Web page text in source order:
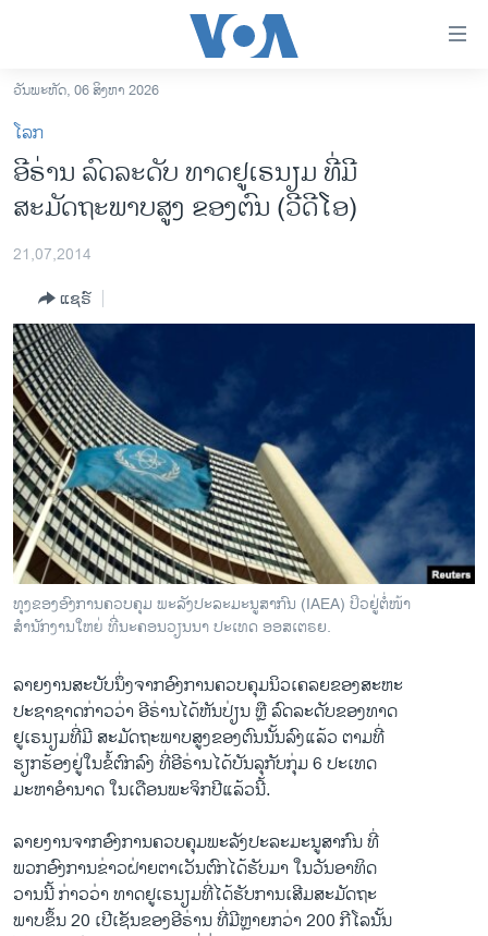
ເຂົ້າ
ຫາ
ຂ້າມ
ຂ້າມ
ຂ້າມ
ຫາ
ລາວ
ອາເມຣິກາ
ການເລືອກຕັ້ງ ປະທານາທີບໍດີ ສະຫະລັດ 2024
ຂ່າວ​ຈີນ
ໂລກ
ເອເຊຍ
ອິດສະຫຼະພາບດ້ານການຂ່າວ
ຊີວິດຊາວລາວ
ຊຸມຊົນຊາວລາວ
ວິທະຍາສາດ-ເທັກໂນໂລຈີ
ທຸລະກິດ
ພາສາອັງກິດ
ວີດີໂອ
ລາຍການກະຈາຍສຽງ
ລາຍງານ
ຕິດຕາມພວກເຮົາ ທີ່
ພາສາຕ່າງໆ
ວັນພະຫັດ, 06 ສິງຫາ 2026
ໂລກ
ອີຣ່ານ ລົດລະດັບ ທາດຢູເຣນຽມ ທີ່ມີ
ສະມັດຖະພາບສູງ ຂອງຕົນ (ວີດີໂອ)
21,07,2014
ແຊຣ໌
ທຸງຂອງອົງການຄວບຄຸມ ພະລັງປະລະມະນູສາກົນ (IAEA) ປິວຢູ່ຕໍ່ໜ້າ
ສຳນັກງານໃຫຍ່ ທີ່ນະຄອນວຽນນາ ປະເທດ ອອສເຕຣຍ.
ລາຍ​ງານ​ສະບັບ​ນຶ່ງ​ຈາກ​ອົງການ​ຄວບ​ຄຸມ​ນິວ​ເຄລຍຂອງສະຫະ​
ປະຊາ​ຊາດກ່າວ​ວ່າ ອີຣ່ານ​ໄດ້​ຫັນປ່ຽນ​ ຫຼື​ ລົດ​ລະດັບ​ຂອງ​ທາດ
ຢູ​ເຣນຽມ​ທີ່ມີ ສະມັດ​ຖະພາບສູງຂອງຕົນນັ້ນລົງ​ແລ້ວ ຕາມທີ່​
ຮຽກຮ້ອງ​ຢູ່​ໃນ​ຂໍ້​ຕົກລົງ ທີ່​ອີຣ່ານ​ໄດ້​ບັນລຸ​ກັບ​ກຸ່ມ 6 ປະ​ເທດ​
ມະຫາ​ອຳນາດ ​ໃນ​ເດືອນ​ພະຈິກ​ປີ​ແລ້ວ​ນີ້.
ລາຍ​ງານ​ຈາກ​ອົງການ​ຄວບ​ຄຸມພະ​ລັງ​ປະລະມະ​ນູສາກົນ ທີ່
​ພວກ​ອົງການ​ຂ່າວ​ຝ່າຍ​ຕາ​ເວັນ​ຕົກ​ໄດ້​ຮັບ​ມາ ໃນ​ວັນ​ອາທິດ
​ວານ​ນີ້ ກ່າວ​ວ່າ ​ທາດຢູ​ເຣນຽມ​ທີ່​ໄດ້​ຮັບ​ການ​ເສີມສະມັດ​ຖະ
ພາບ​ຂຶ້ນ 20 ​ເປີ​ເຊັນຂອງ​ອີຣ່ານ ທີ່​ມີ​ຫຼາຍກວ່າ 200 ກີ​ໂລນັ້ນ ​